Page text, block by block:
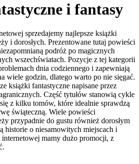
i fantasy
sprzedajemy najlepsze książki
i dorosłych. Prezentowane tutaj powieści
podróż po magicznych
wszechświatach. Pozycje z tej kategorii
dnia codziennego i zapewniają
wiele godzin, dlatego warto po nie sięgać.
książki fantastyczne napisane przez
Część tytułów stanowią cykle
z kilku tomów, które idealnie sprawdzą
świąteczną. Wiele powieści
przypadnie do gustu również dorosłym
historie o niesamowitych miejscach i
mamy dużo promocji, z